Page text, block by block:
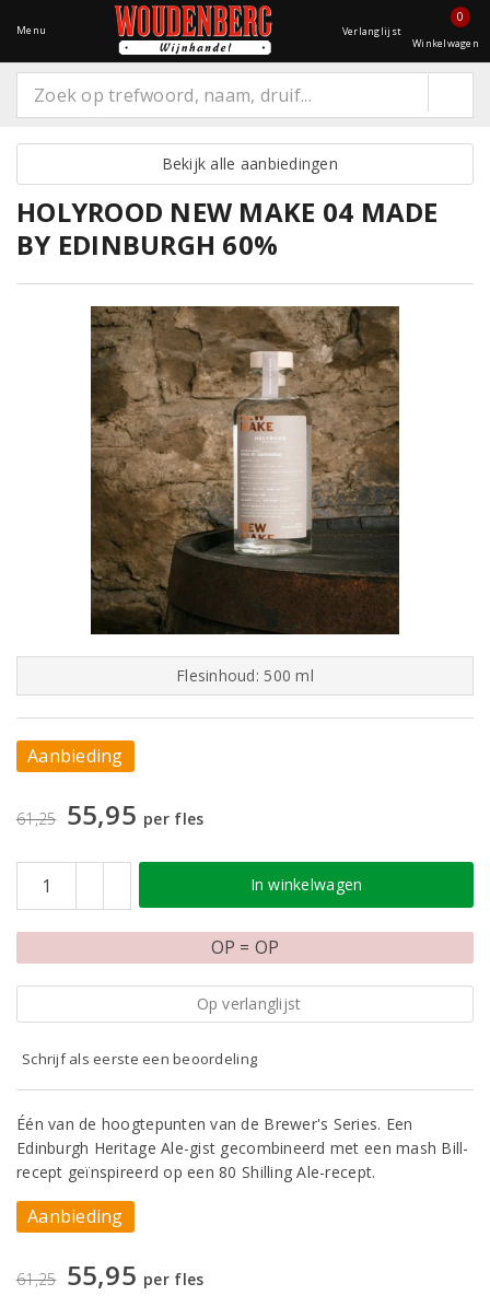
Menu Verlanglijst
0
Winkelwagen
Bekijk alle aanbiedingen
HOLYROOD NEW MAKE 04 MADE
BY EDINBURGH 60%
Flesinhoud: 500 ml
Aanbieding
61,25 55,95 per fles
In winkelwagen
OP = OP
Op verlanglijst
Schrijf als eerste een beoordeling
Één van de hoogtepunten van de Brewer's Series. Een
Edinburgh Heritage Ale-gist gecombineerd met een mash Bill-
recept geïnspireerd op een 80 Shilling Ale-recept.
Aanbieding
61,25 55,95 per fles